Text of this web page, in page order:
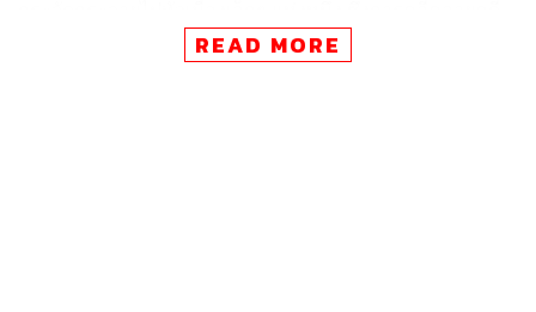
ปริศนาครั้งนี้ นำพามาซึ่งบางสิ่งที่น่ากลัวยิ่งกว่า
READ MORE